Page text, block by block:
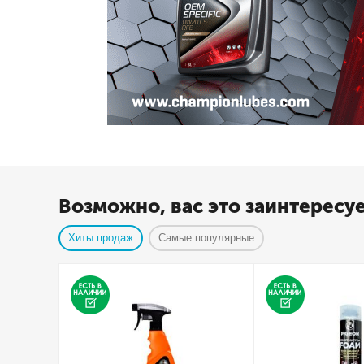
Возможно, вас это
Хиты продаж Самые популярные